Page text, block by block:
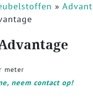
»
meter
neem contact op!